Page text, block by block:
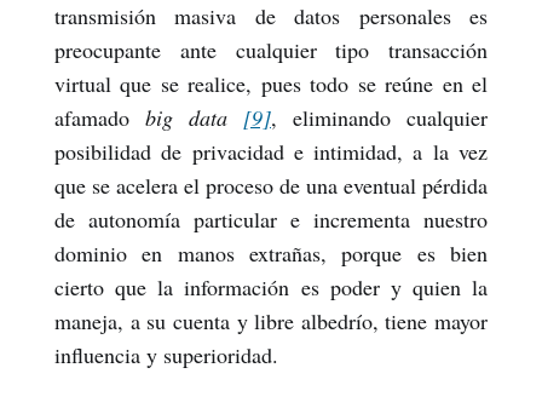
transmisión masiva de datos personales es
preocupante ante cualquier tipo transacción
virtual que se realice, pues todo se reúne en el
afamado big data [9], eliminando cualquier
posibilidad de privacidad e intimidad, a la vez
que se acelera el proceso de una eventual pérdida
de autonomía particular e incrementa nuestro
dominio en manos extrañas, porque es bien
cierto que la información es poder y quien la
maneja, a su cuenta y libre albedrío, tiene mayor
influencia y superioridad.